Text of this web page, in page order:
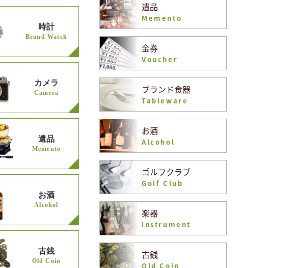
時計
Brand Watch
カメラ
Camera
遺品
Memento
お酒
Alcohol
古銭
Old Coin
遺品
Memento
金券
Voucher
ブランド食器
Tableware
お酒
Alcohol
ゴルフクラブ
Golf Club
楽器
Instrument
古銭
Old Coin